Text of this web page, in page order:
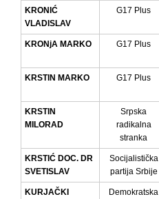
KRONIĆ
VLADISLAV
G17 Plus
KRONjA MARKO G17 Plus
KRSTIN MARKO G17 Plus
KRSTIN
MILORAD
Srpska
radikalna
stranka
KRSTIĆ DOC. DR
SVETISLAV
Socijalistička
partija Srbije
KURJAČKI
Demokratska